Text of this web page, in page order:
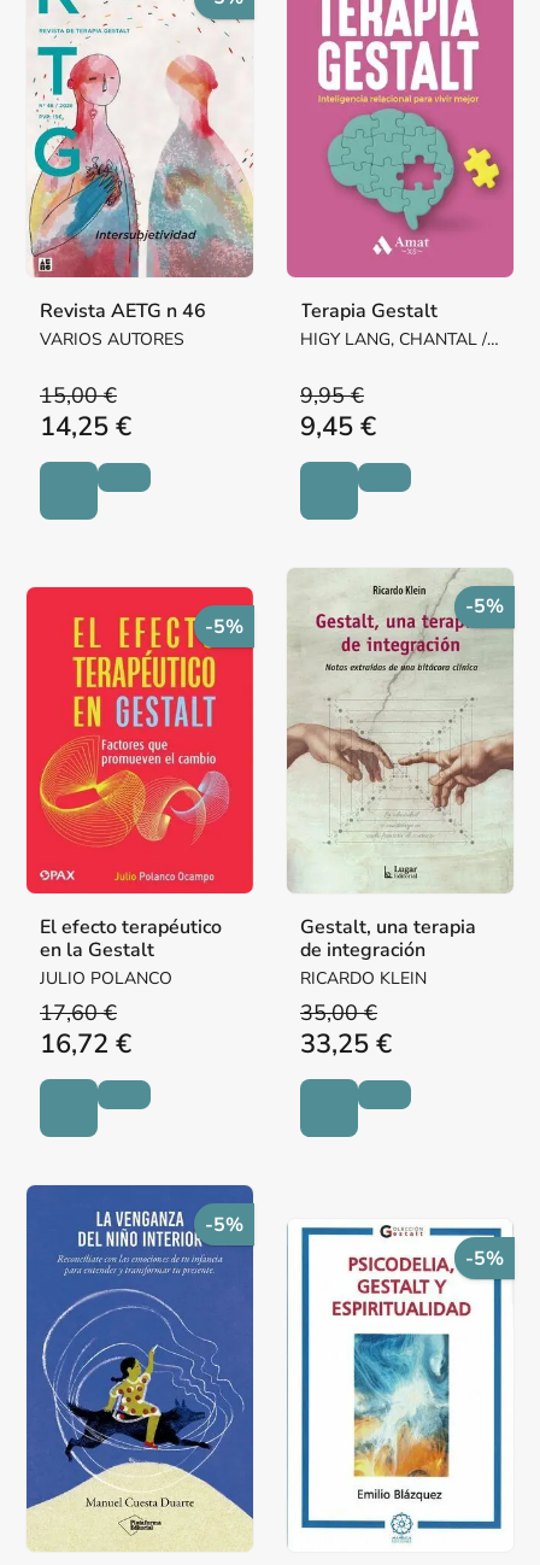
Revista AETG n 46
VARIOS AUTORES
15,00 €
14,25 €
Terapia Gestalt
HIGY LANG, CHANTAL /
9,95 €
9,45 €
-5%
El efecto terapéutico
en la Gestalt
JULIO POLANCO
17,60 €
16,72 €
-5%
Gestalt, una terapia
de integración
RICARDO KLEIN
35,00 €
33,25 €
-5%
-5%